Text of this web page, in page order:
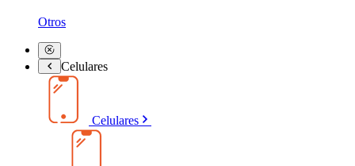
Otros
Celulares
Celulares